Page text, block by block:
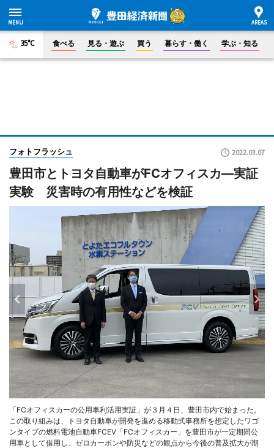
35°C 食べる 見る・遊ぶ 買う 暮らす・働く 学ぶ・知る
フォトフラッシュ 2022.03.07
豊田市とトヨタ自動車がFCオフィスカ―実証
実験 災害時の有用性などを検証
「FCオフィスカーの公用車利活用実証」が３月４日、豊田市内で始まった。
この取り組みは、トヨタ自動車が開発を進める移動式事務所を想定したワゴ
ンタイプの燃料電池自動車FCEV「FCオフィスカー」を豊田市が一定期間公
用車として借用し、ゼロカーボンや防災などの観点から今後の普及拡大が期